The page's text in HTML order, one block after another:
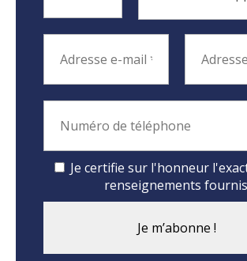
Je certifie sur l'honneur
renseignements